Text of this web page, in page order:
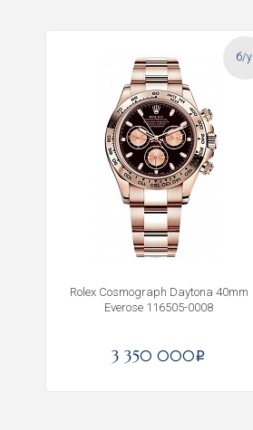
б/у
Rolex Cosmograph Daytona 40mm
Everose 116505-0008
3 350 000i